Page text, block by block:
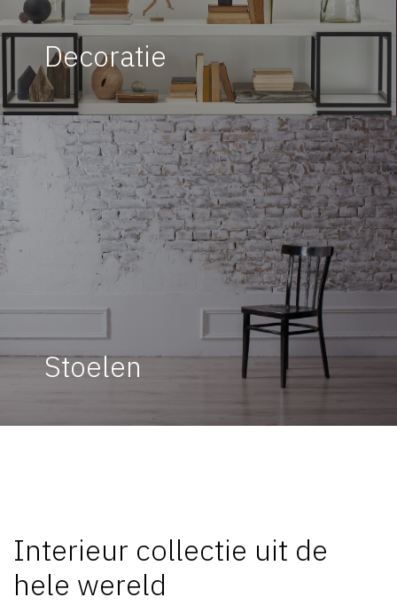
Decoratie
Stoelen
Interieur collectie uit de
hele wereld